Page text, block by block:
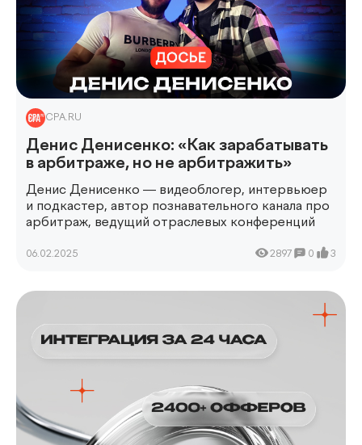
CPA.RU
Денис Денисенко: «Как зарабатывать
в арбитраже, но не арбитражить»
Денис Денисенко — видеоблогер, интервьюер
и подкастер, автор познавательного канала про
арбитраж, ведущий отраслевых конференций
06.02.2025 2897 0 3